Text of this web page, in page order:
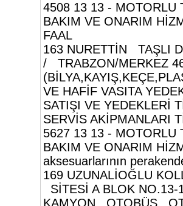
4508 13 13 - MOTORLU
BAKIM VE ONARIM
FAAL
163 NURETTİN TAŞLI
/ TRABZON/MERKEZ
VE HAFİF VASITA
SATIŞI VE YEDEKLERİ
SERVİS AKİPMANLARI
5627 13 13 - MOTORLU
BAKIM VE ONARIM
aksesuarlarının
169 UZUNALİOĞLU
SİTESİ A BLOK
KAMYON , OTOBÜS ,